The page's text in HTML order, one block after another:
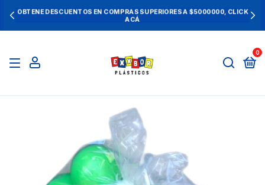
OBTENE DESCUENTOS EN COMPRAS SUPERIORES A $5000000, CLICK
ACÁ
0